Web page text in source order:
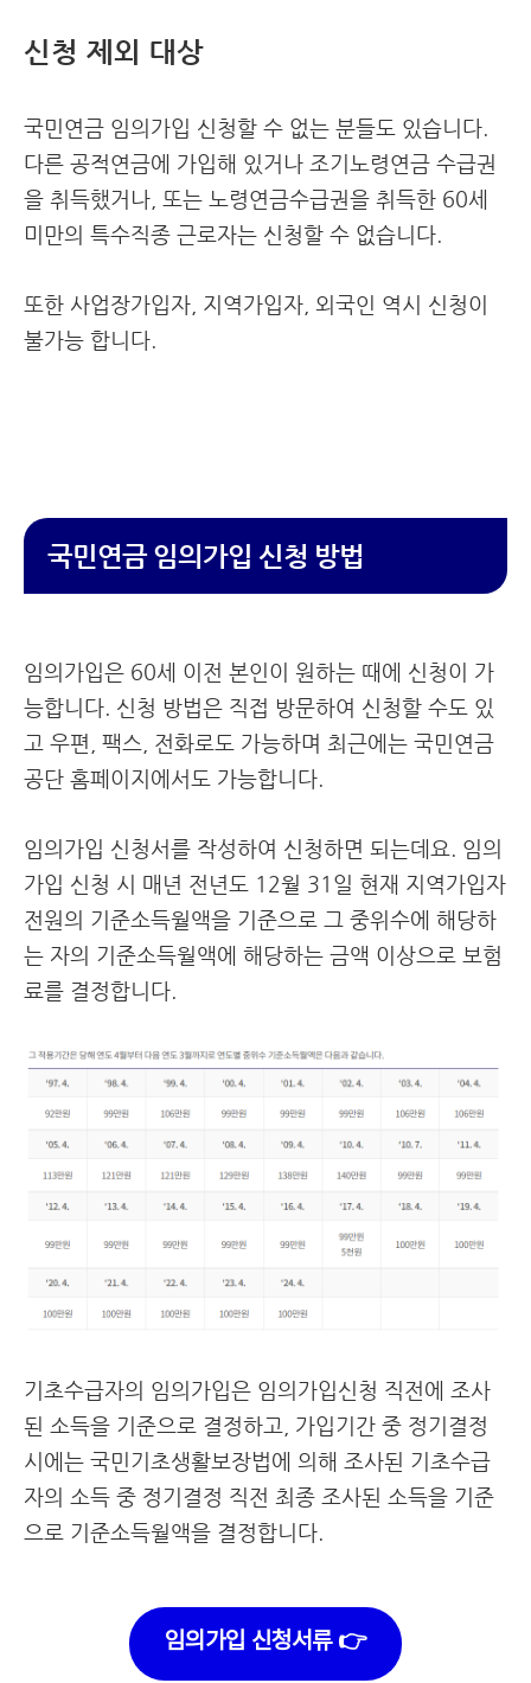
신청 제외 대상
국민연금 임의가입 신청할 수 없는 분들도 있습니다.
다른 공적연금에 가입해 있거나 조기노령연금 수급권
을 취득했거나, 또는 노령연금수급권을 취득한 60세
미만의 특수직종 근로자는 신청할 수 없습니다.
또한 사업장가입자, 지역가입자, 외국인 역시 신청이
불가능 합니다.
국민연금 임의가입 신청 방법
임의가입은 60세 이전 본인이 원하는 때에 신청이 가
능합니다. 신청 방법은 직접 방문하여 신청할 수도 있
고 우편, 팩스, 전화로도 가능하며 최근에는 국민연금
공단 홈페이지에서도 가능합니다.
임의가입 신청서를 작성하여 신청하면 되는데요. 임의
가입 신청 시 매년 전년도 12월 31일 현재 지역가입자
전원의 기준소득월액을 기준으로 그 중위수에 해당하
는 자의 기준소득월액에 해당하는 금액 이상으로 보험
료를 결정합니다.
기초수급자의 임의가입은 임의가입신청 직전에 조사
된 소득을 기준으로 결정하고, 가입기간 중 정기결정
시에는 국민기초생활보장법에 의해 조사된 기초수급
자의 소득 중 정기결정 직전 최종 조사된 소득을 기준
으로 기준소득월액을 결정합니다.
임의가입 신청서류 👉